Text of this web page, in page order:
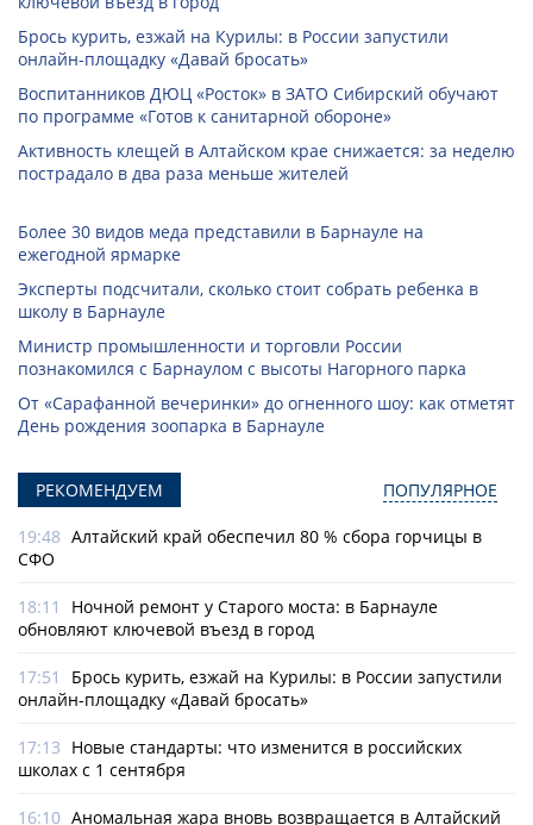
Брось курить, езжай на Курилы: в России запустили
онлайн-­площадку «Давай бросать»
Воспитанников ДЮЦ «Росток» в ЗАТО Сибирский обучают
по программе «Готов к санитарной обороне»
Активность клещей в Алтайском крае снижается: за неделю
пострадало в два раза меньше жителей
Более 30 видов меда представили в Барнауле на
ежегодной ярмарке
Эксперты подсчитали, сколько стоит собрать ребенка в
школу в Барнауле
Министр промышленности и торговли России
познакомился с Барнаулом с высоты Нагорного парка
От «Сарафанной вечеринки» до огненного шоу: как отметят
День рождения зоопарка в Барнауле
РЕКОМЕНДУЕМ ПОПУЛЯРНОЕ
19:48 Алтайский край обеспечил 80 % сбора горчицы в
СФО
18:11
Ночной ремонт у Старого моста: в Барнауле
обновляют ключевой въезд в город
17:51
Брось курить, езжай на Курилы: в России запустили
онлайн-­площадку «Давай бросать»
17:13 Новые стандарты: что изменится в российских
школах с 1 сентября
16:10 Аномальная жара вновь возвращается в Алтайский